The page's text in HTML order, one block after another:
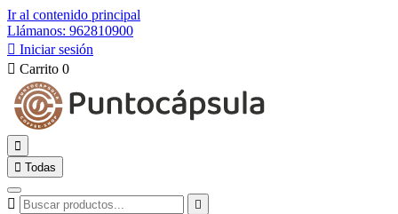
Ir al contenido principal
Llámanos: 962810900
 Iniciar sesión
 Carrito 0

 Todas
 